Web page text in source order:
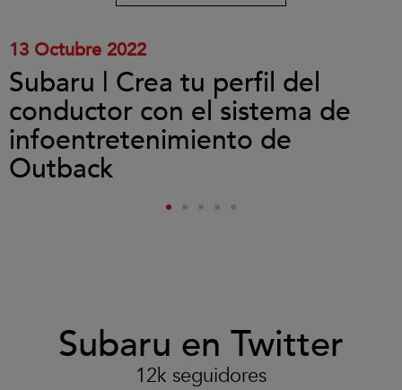
13 Octubre 2022
Subaru | Crea tu perfil del
conductor con el sistema de
infoentretenimiento de
Outback
Subaru en Twitter
12k seguidores